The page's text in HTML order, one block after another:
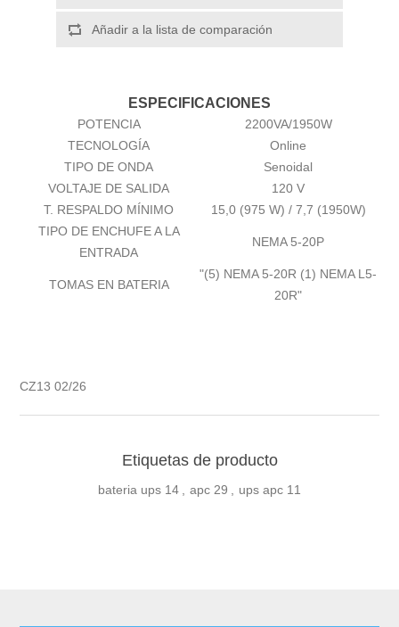
Añadir a la lista de comparación
ESPECIFICACIONES
POTENCIA
2200VA/1950W
TECNOLOGÍA
Online
TIPO DE ONDA
Senoidal
VOLTAJE DE SALIDA
120 V
T. RESPALDO MÍNIMO
15,0 (975 W) / 7,7 (1950W)
TIPO DE ENCHUFE A LA
ENTRADA
NEMA 5-20P
TOMAS EN BATERIA
"(5) NEMA 5-20R (1) NEMA L5-
20R"
CZ13 02/26
Etiquetas de producto
bateria ups 14 , apc 29 , ups apc 11